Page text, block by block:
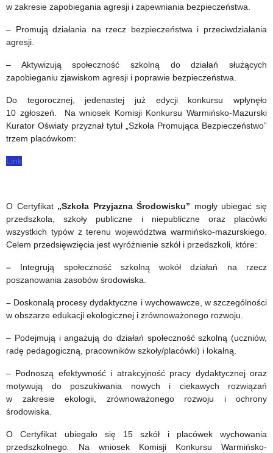
w zakresie zapobiegania agresji i zapewniania bezpieczeństwa.
– Promują działania na rzecz bezpieczeństwa i przeciwdziałania
agresji.
– Aktywizują społeczność szkolną do działań służących
zapobieganiu zjawiskom agresji i poprawie bezpieczeństwa.
Do tegorocznej, jedenastej już edycji konkursu wpłynęło
10 zgłoszeń.
Na wniosek Komisji Konkursu Warmińsko-Mazurski
Kurator Oświaty przyznał tytuł „Szkoła Promująca Bezpieczeństwo”
trzem placówkom:
Link
O Certyfikat „Szkoła Przyjazna Środowisku” mogły ubiegać się
przedszkola, szkoły publiczne i niepubliczne oraz placówki
wszystkich typów z terenu województwa warmińsko-mazurskiego.
Celem przedsięwzięcia jest wyróżnienie szkół i przedszkoli, które:
– Integrują społeczność szkolną wokół działań na rzecz
poszanowania zasobów środowiska.
– Doskonalą procesy dydaktyczne i wychowawcze, w szczególności
w obszarze edukacji ekologicznej i zrównoważonego rozwoju.
– Podejmują i angażują do działań społeczność szkolną (uczniów,
radę pedagogiczną, pracowników szkoły/placówki) i lokalną.
– Podnoszą efektywność i atrakcyjność pracy dydaktycznej oraz
motywują do poszukiwania nowych i ciekawych rozwiązań
w zakresie ekologii, zrównoważonego rozwoju i ochrony
środowiska.
O Certyfikat ubiegało się 15 szkół i placówek wychowania
przedszkolnego. Na wniosek Komisji Konkursu Warmińsko-